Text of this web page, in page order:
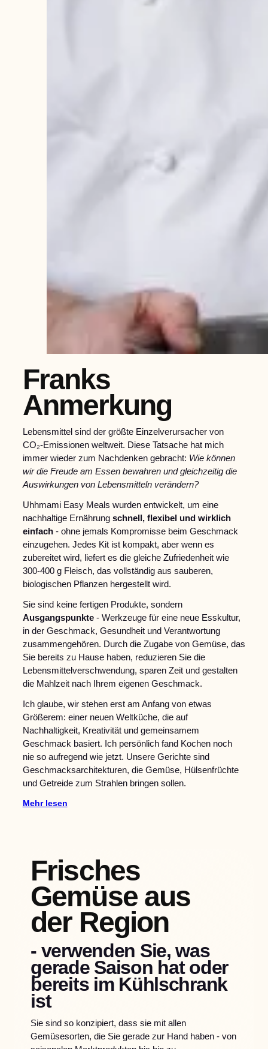
Franks
Anmerkung
Lebensmittel sind der größte Einzelverursacher von
CO₂-Emissionen weltweit. Diese Tatsache hat mich
immer wieder zum Nachdenken gebracht: Wie können
wir die Freude am Essen bewahren und gleichzeitig die
Auswirkungen von Lebensmitteln verändern?
Uhhmami Easy Meals wurden entwickelt, um eine
nachhaltige Ernährung schnell, flexibel und wirklich
einfach- ohne jemals Kompromisse beim Geschmack
einzugehen. Jedes Kit ist kompakt, aber wenn es
zubereitet wird, liefert es die gleiche Zufriedenheit wie
300-400 g Fleisch, das vollständig aus sauberen,
biologischen Pflanzen hergestellt wird.
Sie sind keine fertigen Produkte, sondern
Ausgangspunkte- Werkzeuge für eine neue Esskultur,
in der Geschmack, Gesundheit und Verantwortung
zusammengehören. Durch die Zugabe von Gemüse, das
Sie bereits zu Hause haben, reduzieren Sie die
Lebensmittelverschwendung, sparen Zeit und gestalten
die Mahlzeit nach Ihrem eigenen Geschmack.
Ich glaube, wir stehen erst am Anfang von etwas
Größerem: einer neuen Weltküche, die auf
Nachhaltigkeit, Kreativität und gemeinsamem
Geschmack basiert. Ich persönlich fand Kochen noch
nie so aufregend wie jetzt. Unsere Gerichte sind
Geschmacksarchitekturen, die Gemüse, Hülsenfrüchte
und Getreide zum Strahlen bringen sollen.
Mehr lesen
Frisches
Gemüse aus
der Region
- verwenden Sie, was
gerade Saison hat oder
bereits im Kühlschrank
ist
Sie sind so konzipiert, dass sie mit allen
Gemüsesorten, die Sie gerade zur Hand haben - von